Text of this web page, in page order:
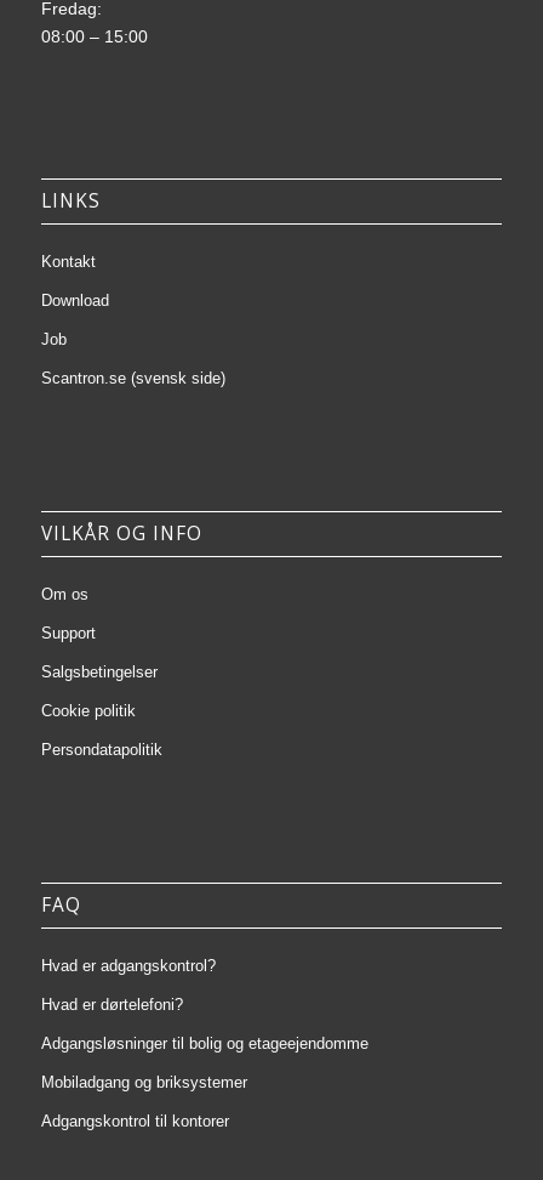
Fredag:
08:00 – 15:00
LINKS
Kontakt
Download
Job
Scantron.se (svensk side)
VILKÅR OG INFO
Om os
Support
Salgsbetingelser
Cookie politik
Persondatapolitik
FAQ
Hvad er adgangskontrol?
Hvad er dørtelefoni?
Adgangsløsninger til bolig og etageejendomme
Mobiladgang og briksystemer
Adgangskontrol til kontorer